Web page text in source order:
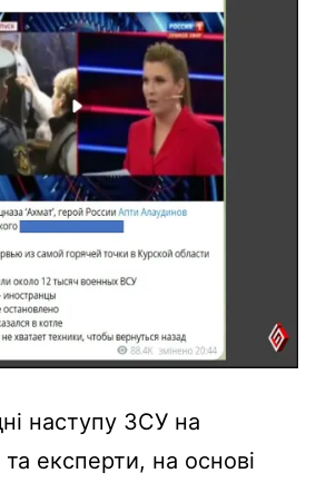
наступу ЗСУ на
експерти, на основі